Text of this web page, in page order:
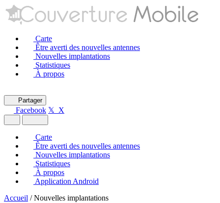
Carte
Être averti des nouvelles antennes
Nouvelles implantations
Statistiques
À propos
Partager
Facebook 𝕏 X
Carte
Être averti des nouvelles antennes
Nouvelles implantations
Statistiques
À propos
Application Android
Accueil / Nouvelles implantations